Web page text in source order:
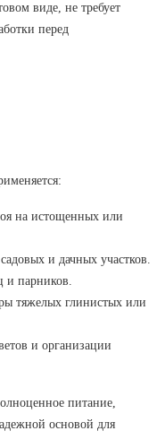
виде, не требует
перед
на истощенных или
и дачных участков.
и парников.
тяжелых глинистых или
и организации
питание,
основой для